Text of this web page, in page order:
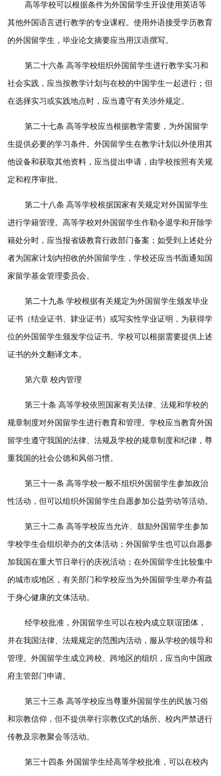
高等学校可以根据条件为外国留学生开设使用英语等
其他外国语言进行教学的专业课程。使用外语接受学历教育
的外国留学生，毕业论文摘要应当用汉语撰写。
第二十六条 高等学校组织外国留学生进行教学实习和
社会实践，应当按教学计划与在校的中国学生一起进行；但
在选择实习或实践地点时，应当遵守有关涉外规定。
第二十七条 高等学校应当根据教学需要，为外国留学
生提供必要的学习条件。外国留学生在教学计划以外使用其
他设备和获取其他资料，应当提出申请，由学校按照有关规
定和程序审批。
第二十八条 高等学校根据国家有关规定对外国留学生
进行学籍管理。高等学校对外国留学生作勒令退学和开除学
籍处分时，应当报省级教育行政部门备案；如受到上述处分
者为国家计划内招收的外国留学生，学校还应当书面通知国
家留学基金管理委员会。
第二十九条 学校根据有关规定为外国留学生颁发毕业
证书（结业证书、肄业证书）或写实性学业证明，为获得学
位的外国留学生颁发学位证书。学校可以根据需要提供上述
证书的外文翻译文本。
第六章 校内管理
第三十条 高等学校依照国家有关法律、法规和学校的
规章制度对外国留学生进行教育和管理。学校应当教育外国
留学生遵守我国的法律、法规及学校的规章制度和纪律，尊
重我国的社会公德和风俗习惯。
第三十一条 高等学校一般不组织外国留学生参加政治
性活动，但可以组织外国留学生自愿参加公益劳动等活动。
第三十二条 高等学校应当允许、鼓励外国留学生参加
学校学生会组织举办的文体活动；外国留学生也可以自愿参
加我国在重大节日举行的庆祝活动；在外国留学生比较集中
的城市或地区，有关部门和学校应当为外国留学生举办有益
于身心健康的文体活动。
经学校批准，外国留学生可以在校内成立联谊团体，
并在我国法律、法规规定的范围内活动，服从学校的领导和
管理。外国留学生成立跨校、跨地区的组织，应当向中国政
府主管部门申请。
第三十三条 高等学校应当尊重外国留学生的民族习俗
和宗教信仰，但不提供举行宗教仪式的场所。校内严禁进行
传教及宗教聚会等活动。
第三十四条 外国留学生经高等学校批准，可以在校内